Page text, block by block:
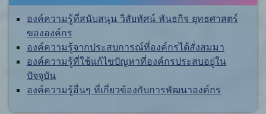
องค์ความรู้ที่สนับสนุน วิสัยทัศน์ พันธกิจ ยุทธศาสตร์
ขององค์กร
องค์ความรู้จากประสบการณ์ที่องค์กรได้สั่งสมมา
องค์ความรู้ที่ใช้แก้ไขปัญหาที่องค์กรประสบอยู่ใน
ปัจจุบัน
องค์ความรู้อื่นๆ ที่เกี่ยวข้องกับการพัฒนาองค์กร